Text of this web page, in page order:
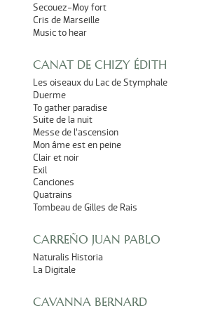
Secouez-Moy fort
Cris de Marseille
Music to hear
CANAT DE CHIZY ÉDITH
Les oiseaux du Lac de Stymphale
Duerme
To gather paradise
Suite de la nuit
Messe de l’ascension
Mon âme est en peine
Clair et noir
Exil
Canciones
Quatrains
Tombeau de Gilles de Rais
CARREÑO JUAN PABLO
Naturalis Historia
La Digitale
CAVANNA BERNARD